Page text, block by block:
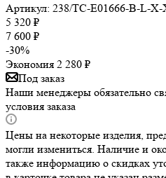
Артикул: 238/TC-E01666-B-L-
5 320 ₽
7 600 ₽
-30%
Экономия 2 280 ₽
Под заказ
Наши менеджеры обязательно
условия заказа
Цены на некоторые изделия,
могли измениться. Наличие и
также информацию о скидках